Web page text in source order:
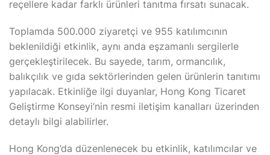
reçellere kadar farklı ürünleri tanıtma fırsatı sunacak.
Toplamda 500.000 ziyaretçi ve 955 katılımcının
beklenildiği etkinlik, aynı anda eşzamanlı sergilerle
gerçekleştirilecek. Bu sayede, tarım, ormancılık,
balıkçılık ve gıda sektörlerinden gelen ürünlerin tanıtımı
yapılacak. Etkinliğe ilgi duyanlar, Hong Kong Ticaret
Geliştirme Konseyi’nin resmi iletişim kanalları üzerinden
detaylı bilgi alabilirler.
Hong Kong’da düzenlenecek bu etkinlik, katılımcılar ve